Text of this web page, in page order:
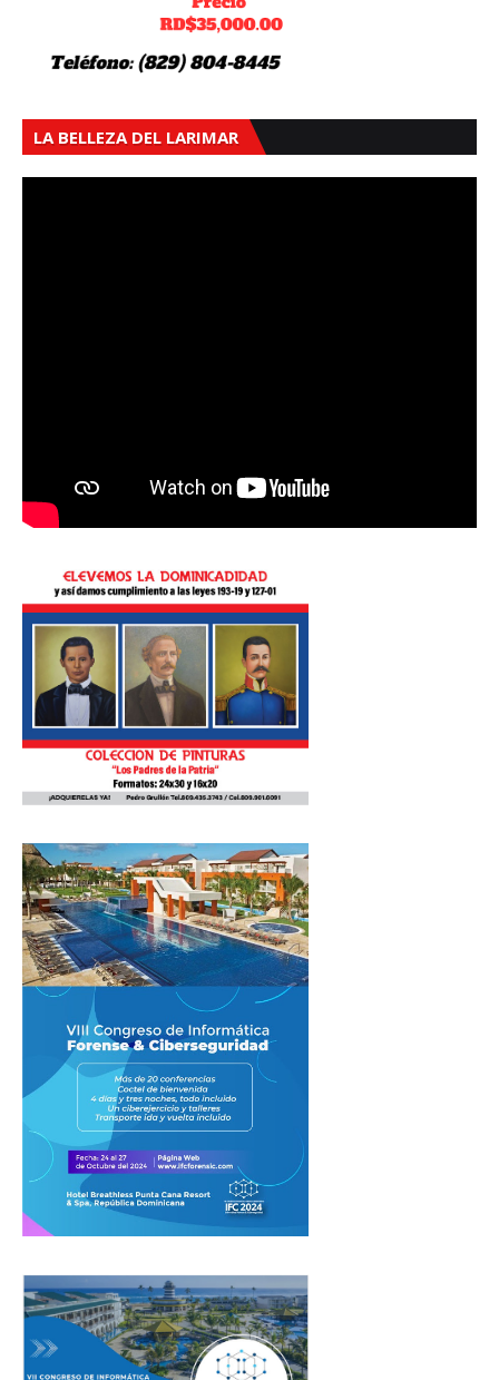
LA BELLEZA DEL LARIMAR